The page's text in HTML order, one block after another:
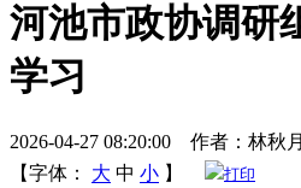
河池市政协调研
学习
2026-04-27 08:20:00 作者：林
【字体：
大 中 小 】 打印